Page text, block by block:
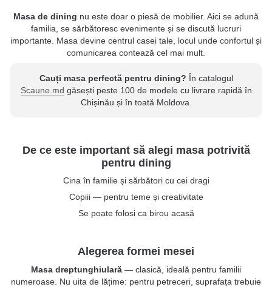
Masa de dining nu este doar o piesă de mobilier. Aici se adună
familia, se sărbătoresc evenimente și se discută lucruri
importante. Masa devine centrul casei tale, locul unde confortul și
comunicarea contează cel mai mult.
Cauți masa perfectă pentru dining? În catalogul
Scaune.md găsești peste 100 de modele cu livrare rapidă în
Chișinău și în toată Moldova.
De ce este important să alegi masa potrivită
pentru dining
Cina în familie și sărbători cu cei dragi
Copiii — pentru teme și creativitate
Se poate folosi ca birou acasă
Alegerea formei mesei
Masa dreptunghiulară — clasică, ideală pentru familii
numeroase. Nu uita de lățime: pentru petreceri, suprafața trebuie